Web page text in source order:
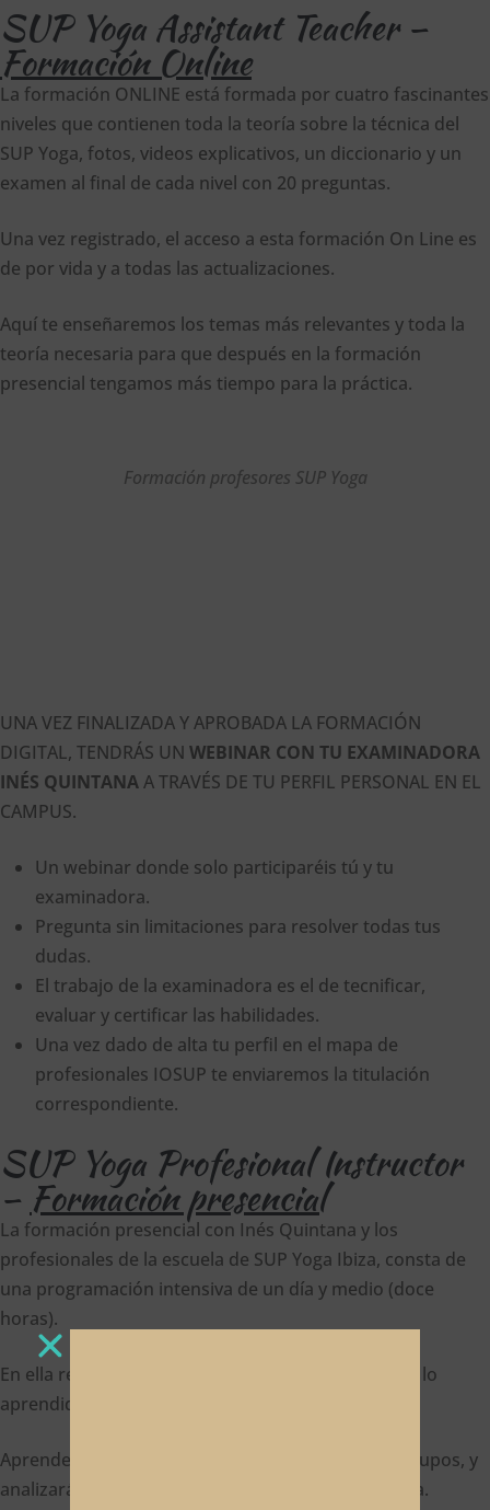
SUP Yoga Assistant Teacher –
Formación Online
La formación ONLINE está formada por cuatro fascinantes
niveles que contienen toda la teoría sobre la técnica del
SUP Yoga, fotos, videos explicativos, un diccionario y un
examen al final de cada nivel con 20 preguntas.
Una vez registrado, el acceso a esta formación On Line es
de por vida y a todas las actualizaciones.
Aquí te enseñaremos los temas más relevantes y toda la
teoría necesaria para que después en la formación
presencial tengamos más tiempo para la práctica.
Formación profesores SUP Yoga
UNA VEZ FINALIZADA Y APROBADA LA FORMACIÓN
DIGITAL, TENDRÁS UN WEBINAR CON TU EXAMINADORA
INÉS QUINTANAA TRAVÉS DE TU PERFIL PERSONAL EN EL
CAMPUS.
Un webinar donde solo participaréis tú y tu
examinadora.
Pregunta sin limitaciones para resolver todas tus
dudas.
El trabajo de la examinadora es el de tecnificar,
evaluar y certificar las habilidades.
Una vez dado de alta tu perfil en el mapa de
profesionales IOSUP te enviaremos la titulación
correspondiente.
SUP Yoga Profesional Instructor
– Formación presencial
La formación presencial con Inés Quintana y los
profesionales de la escuela de SUP Yoga Ibiza, consta de
una programación intensiva de un día y medio (doce
horas).
En ella reforzarás y llevarás a cabo en el agua todo lo
aprendido en la formación digital.
Aprenderás a preparar las clases y gestionar los grupos, y
analizarás cómo funciona una escuela de SUP Yoga.